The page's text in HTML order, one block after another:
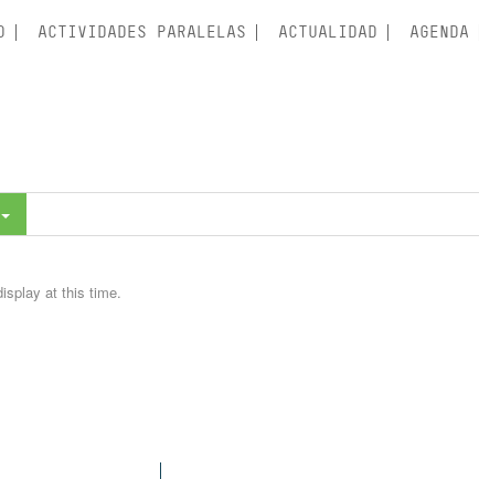
ACTIVIDADES PARALELAS ACTUALIDAD AGENDA
at this time.